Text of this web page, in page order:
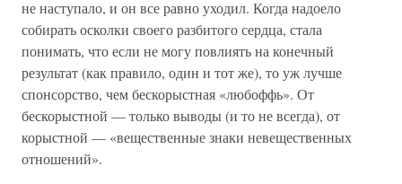
не наступало, и он все равно уходил. Когда надоело
собирать осколки своего разбитого сердца, стала
понимать, что если не могу повлиять на конечный
результат (как правило, один и тот же), то уж лучше
спонсорство, чем бескорыстная «любоффь». От
бескорыстной — только выводы (и то не всегда), от
корыстной — «вещественные знаки невещественных
отношений».